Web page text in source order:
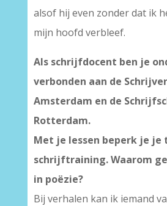
alsof hij even zonder dat ik
mijn hoofd verbleef.
Als schrijfdocent ben je
verbonden aan de
Amsterdam en de
Rotterdam.
Met je lessen beperk je je
schrijftraining. Waarom
in poëzie?
Bij verhalen kan ik iemand